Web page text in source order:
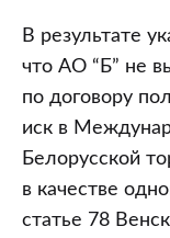
В результате
что АО “Б” не
по договору
иск в
Белорусской
в качестве
статье 78